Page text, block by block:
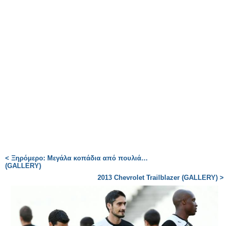
< Ξηρόμερο: Μεγάλα κοπάδια από πουλιά…
(GALLERY)
2013 Chevrolet Trailblazer (GALLERY) >